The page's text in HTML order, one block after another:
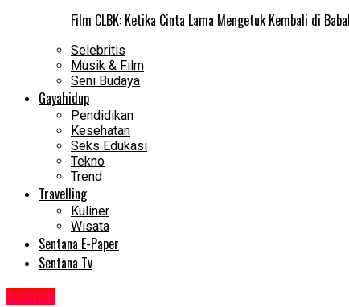
Film CLBK: Ketika Cinta Lama Mengetuk Kembali di
Selebritis
Musik & Film
Seni Budaya
Gayahidup
Pendidikan
Kesehatan
Seks Edukasi
Tekno
Trend
Travelling
Kuliner
Wisata
Sentana E-Paper
Sentana Tv
Daerah